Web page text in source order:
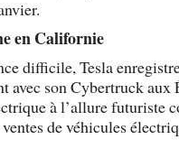
en Californie
difficile, Tesla
avec son Cybertruck aux
à l’allure futuriste
de véhicules